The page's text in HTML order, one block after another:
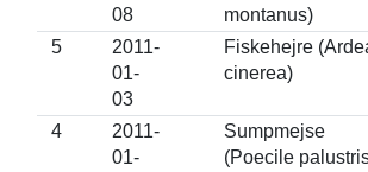
08
montanus)
5
2011-
01-
03
Fiskehejre
cinerea)
4
2011-
01-
Sumpmejse
(Poecile